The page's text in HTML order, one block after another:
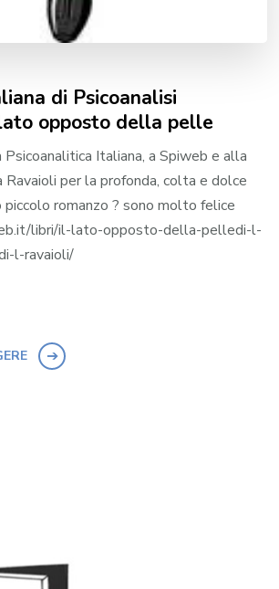
di Psicoanalisi
opposto della pelle
Italiana, a Spiweb e alla
per la profonda, colta e dolce
piccolo romanzo ? sono molto felice
libri/il-lato-opposto-della-pelledi-l-
l-ravaioli/